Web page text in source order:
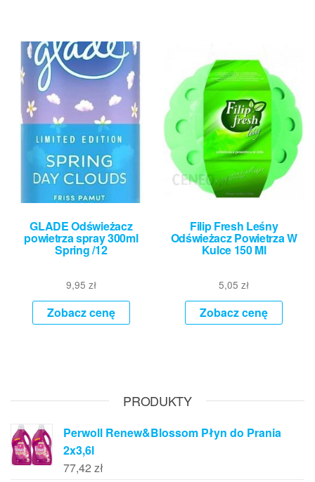
GLADE Odświeżacz
powietrza spray 300ml
Spring /12
9,95 zł
Zobacz cenę
Filip Fresh Leśny
Odświeżacz Powietrza W
Kulce 150 Ml
5,05zł
Zobacz cenę
PRODUKTY
Perwoll Renew&Blossom Płyn do Prania
2x3,6l
77,42 zł